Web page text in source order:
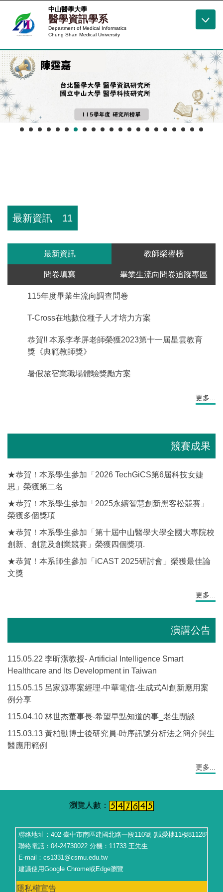
主
內
容
區
中山醫學大學
醫學資訊學系
Department of Medical Informatics
Chung Shan Medical University
最新資訊 11
最新資訊 教師榮譽榜
問卷填寫 畢業生流向問卷追蹤專區
115年度畢業生流向調查問卷
T-Cross在地數位種子人才培力方案
恭賀!! 本系李孝屏老師榮獲2023第十一屆星雲教育
獎《典範教師獎》
暑假旅宿業職場體驗獎勵方案
更多...
競賽成果
★恭賀！本系學生參加「2026 TechGiCS第6屆科技女婕
思」榮獲第二名
★恭賀！本系學生參加「2025永續智慧創新黑客松競賽」
榮獲多個獎項
★恭賀！本系學生參加「第十屆中山醫學大學全國大專院校
創新、創意及創業競賽」榮獲四個獎項.
★恭賀！本系師生參加「iCAST 2025研討會」榮獲最佳論
文獎
更多...
演講公告
115.05.22 李昕潔教授- Artificial Intelligence Smart
Healthcare and Its Development in Taiwan
115.05.15 呂家源專案經理-中華電信-生成式AI創新應用案
例分享
115.04.10 林世杰董事長-希望早點知道的事_老生閒談
115.03.13 黃柏勳博士後研究員-時序訊號分析法之簡介與生
醫應用範例
更多...
聯絡地址：402 臺中市南區建國北路一段110號 (誠愛樓11樓81128室）
聯絡電話：04-24730022 分機：11733 王先生
E-mail：cs1331@csmu.edu.tw
建議使用Google Chrome或Edge瀏覽
隱私權宣告